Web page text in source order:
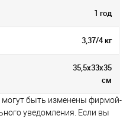
1 год
3,37/4 кг
35,5х33х35
см
могут быть изменены фирмой-
уведомления. Если вы